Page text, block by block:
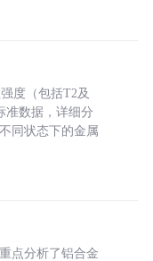
度（包括T2及
准数据，详细分
同状态下的金属
点分析了铝合金